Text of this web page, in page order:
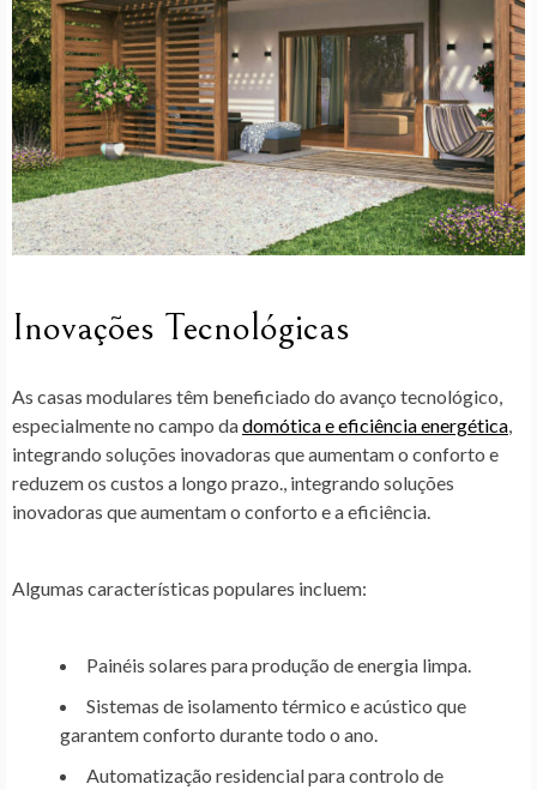
Inovações Tecnológicas
As casas modulares têm beneficiado do avanço tecnológico,
especialmente no campo dadomótica e eficiência energética
integrando soluções inovadoras que aumentam o conforto e
reduzem os custos a longo prazo., integrando soluções
inovadoras que aumentam o conforto e a eficiência.
Algumas características populares incluem:
Painéis solares para produção de energia limpa.
Sistemas de isolamento térmico e acústico que
garantem conforto durante todo o ano.
Automatização residencialpara controlo de